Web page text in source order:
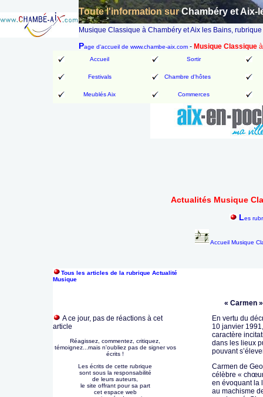
Toute l'information surChambéry et Aix-
Musique Classique à Chambéry et Aix les Bains,
Page d'accueil de www.chambe-aix.com - Musique Classique
Accueil Sortir
Festivals Chambre d'hôtes
Meublés Aix Commerces
Actualités Musique
Les
Accueil Musique
Tous les articles de la rubrique Actualité
Musique
A ce jour, pas de réactions à cet
article
Réagissez, commentez, critiquez,
témoignez...mais n'oubliez pas de signer vos
écrits !
Les écrits de cette rubrique
sont sous la responsabilité
de leurs auteurs,
le site offrant pour sa part
cet espace web
« Carmen
En vertu du
10 janvier
caractère
dans les lieux
pouvant
Carmen de
célèbre «
en évoquant la
au machisme